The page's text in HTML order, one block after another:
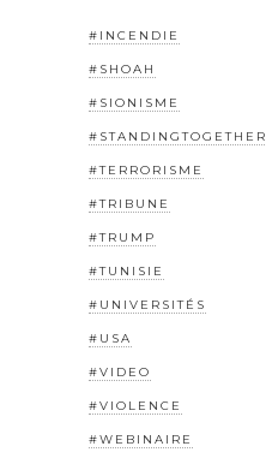
#INCENDIE
#SHOAH
#SIONISME
#STANDINGTOGETHER
#TERRORISME
#TRIBUNE
#TRUMP
#TUNISIE
#UNIVERSITÉS
#USA
#VIDEO
#VIOLENCE
#WEBINAIRE